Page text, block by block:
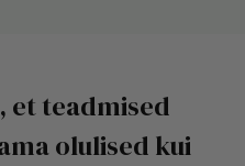
et teadmised
olulised kui